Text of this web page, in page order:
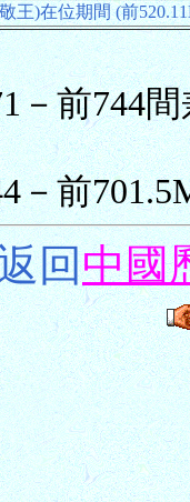
王)在位期間 (前
－前744
－前
回中國